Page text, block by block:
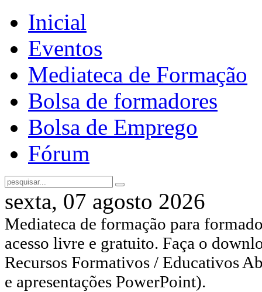
Inicial
Eventos
Mediateca de Formação
Bolsa de formadores
Bolsa de Emprego
Fórum
sexta, 07 agosto 2026
Mediateca de formação para
acesso livre e gratuito. Faça o
Recursos Formativos / Educativos
e apresentações PowerPoint).